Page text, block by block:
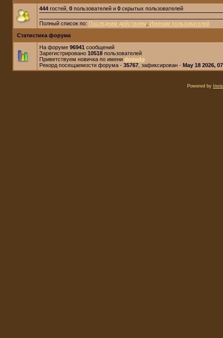
444гостей, 0пользователей и 0скрытых пользователей
Полный список по: Последним действиям
Именам пользователей
Статистика форума
На форуме 96941 сообщений
Зарегистрировано 10518пользователей
Приветствуем новичка по имени dogedo
Рекорд посещаемости форума - 35767, зафиксирован - May 18 2026,
Powered by